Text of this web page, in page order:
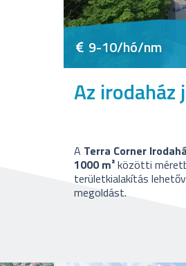
9-10/hó/nm
Az irodaház
A Terra Corner
1000 m²közötti
területkialakítás
megoldást.